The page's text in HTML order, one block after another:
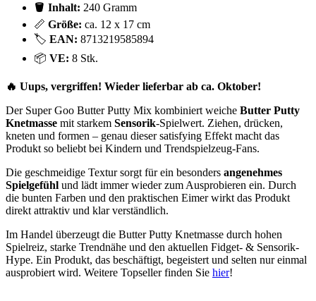
🪣 Inhalt: 240 Gramm
📏 Größe: ca. 12 x 17 cm
🏷️ EAN: 8713219585894
📦 VE: 8 Stk.
🔥 Uups, vergriffen! Wieder lieferbar ab ca. Oktober!
Der Super Goo Butter Putty Mix kombiniert weiche Butter Putty
Knetmasse mit starkem Sensorik-Spielwert. Ziehen, drücken,
kneten und formen – genau dieser satisfying Effekt macht das
Produkt so beliebt bei Kindern und Trendspielzeug-Fans.
Die geschmeidige Textur sorgt für ein besonders angenehmes
Spielgefühl und lädt immer wieder zum Ausprobieren ein. Durch
die bunten Farben und den praktischen Eimer wirkt das Produkt
direkt attraktiv und klar verständlich.
Im Handel überzeugt die Butter Putty Knetmasse durch hohen
Spielreiz, starke Trendnähe und den aktuellen Fidget- & Sensorik-
Hype. Ein Produkt, das beschäftigt, begeistert und selten nur einmal
ausprobiert wird. Weitere Topseller finden Sie hier!